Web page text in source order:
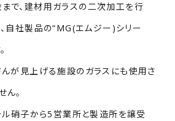
で、建材用ガラスの二次加工を行
自社製品の“MG(エムジー)シリー
んが見上げる施設のガラスにも使用さ
ん。
硝子から5営業所と製造所を譲受